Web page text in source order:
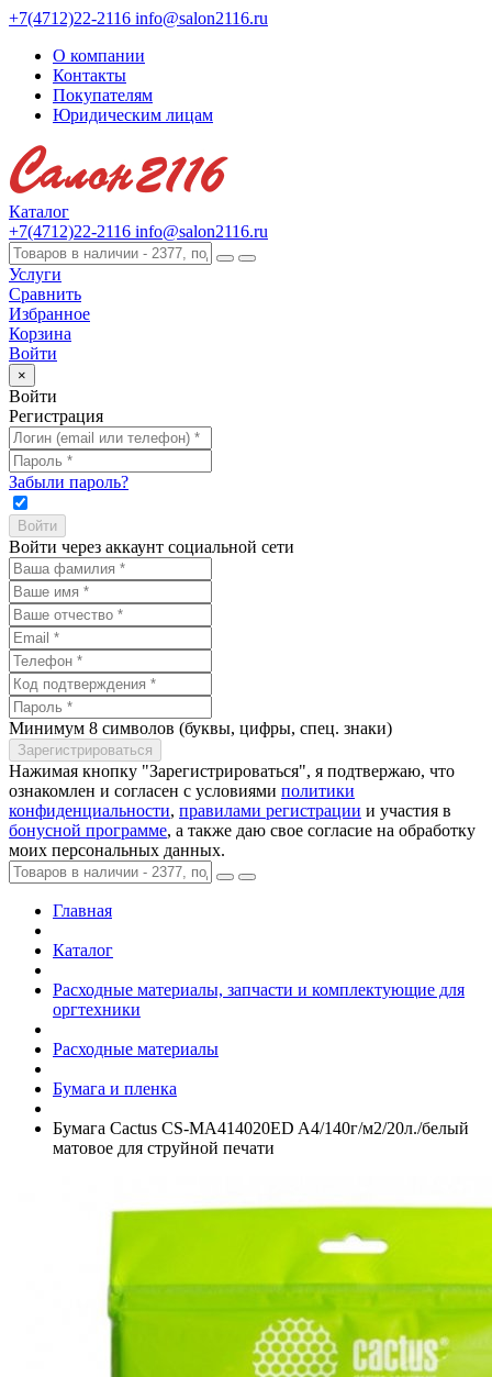
+7(4712)22-2116 info@salon2116.ru
О компании
Контакты
Покупателям
Юридическим лицам
Каталог
+7(4712)22-2116 info@salon2116.ru
Услуги
Сравнить
Избранное
Корзина
Войти
×
Войти
Регистрация
Забыли пароль?
Войти через аккаунт социальной сети
Минимум 8 символов (буквы, цифры, спец. знаки)
Нажимая кнопку "Зарегистрироваться", я подтвержаю, что
ознакомлен и согласен с условиями политики
конфиденциальности, правилами регистрации и участия в
бонусной программе, а также даю свое согласие на обработку
моих персональных данных.
Главная
Каталог
Расходные материалы, запчасти и комплектующие для
оргтехники
Расходные материалы
Бумага и пленка
Бумага Cactus CS-MA414020ED A4/­140г/­м2/­20л./­белый
матовое для струйной печати